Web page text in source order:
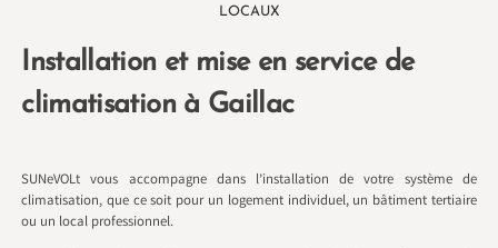
LOCAUX
Installation et mise en service de
climatisation à Gaillac
SUNeVOLt vous accompagne dans l’installation de votre système de
climatisation, que ce soit pour un logement individuel, un bâtiment tertiaire
ou un local professionnel.